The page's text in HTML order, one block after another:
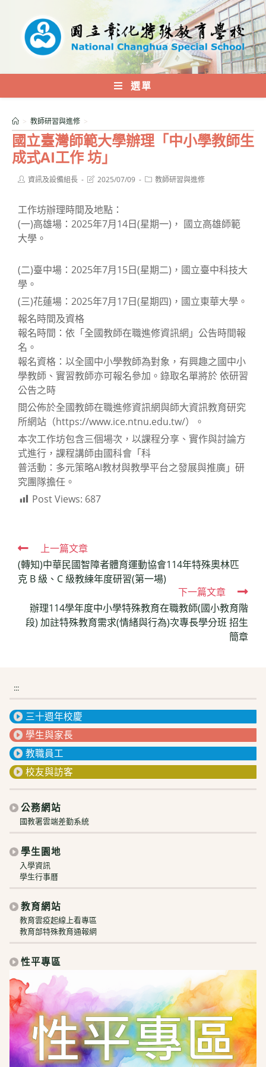
內
選單
國立臺灣師範大學辦理「中小學教師生
成式AI工作 坊」
> 教師研習與進修 >
Post資訊及設備組長
Post2025/07/09
Post教師研習與進修
工作坊辦理時間及地點：
(一)高雄場：2025年7月14日(星期一)， 國立高雄師範
大學。
(二)臺中場：2025年7月15日(星期二)，國立臺中科技大
學。
(三)花蓮場：2025年7月17日(星期四)，國立東華大學。
報名時間及資格
報名時間：依「全國教師在職進修資訊網」公告時間報
名。
報名資格：以全國中小學教師為對象，有興趣之國中小
學教師、實習教師亦可報名參加。錄取名單將於 依研習
公告之時
間公佈於全國教師在職進修資訊網與師大資訊教育研究
所網站（https://www.ice.ntnu.edu.tw/）。
本次工作坊包含三個場次，以課程分享、實作與討論方
式進行，課程講師由國科會「科
普活動：多元策略AI教材與教學平台之發展與推廣」研
究團隊擔任。
Post Views: 687
Read
more
articles
上一篇文章
(轉知)中華民國智障者體育運動協會114年特殊奧林匹
克 B 級、C 級教練年度研習(第一場)
下一篇文章
辦理114學年度中小學特殊教育在職教師(國小教育階
段) 加註特殊教育需求(情緒與行為)次專長學分班 招生
簡章
:::
三十週年校慶
學生與家長
教職員工
校友與訪客
公務網站
國教署雲端差勤系統
學生園地
入學資訊
學生行事曆
教育網站
教育雲疫起線上看專區
教育部特殊教育通報網
性平專區